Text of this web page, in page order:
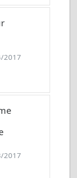
2017
2017